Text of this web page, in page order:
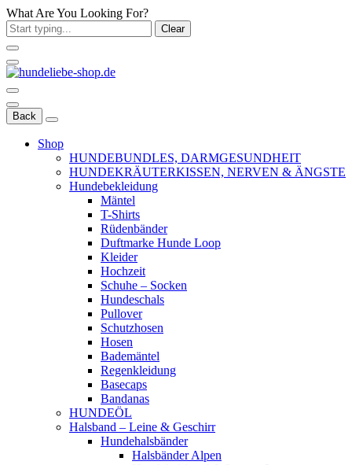
What Are You Looking For?
Clear
Back
Shop
HUNDEBUNDLES, DARMGESUNDHEIT
HUNDEKRÄUTERKISSEN, NERVEN & ÄNGSTE
Hundebekleidung
Mäntel
T-Shirts
Rüdenbänder
Duftmarke Hunde Loop
Kleider
Hochzeit
Schuhe – Socken
Hundeschals
Pullover
Schutzhosen
Hosen
Bademäntel
Regenkleidung
Basecaps
Bandanas
HUNDEÖL
Halsband – Leine & Geschirr
Hundehalsbänder
Halsbänder Alpen